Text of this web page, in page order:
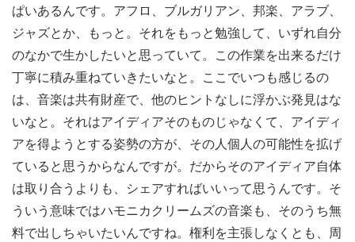
ぱいあるんです。アフロ、ブルガリアン、邦楽、アラブ、
ジャズとか、もっと。それをもっと勉強して、いずれ自分
のなかで生かしたいと思っていて。この作業を出来るだけ
丁寧に積み重ねていきたいなと。ここでいつも感じるの
は、音楽は共有財産で、他のヒントなしに浮かぶ発見はな
いなと。それはアイディアそのものじゃなくて、アイディ
アを得ようとする姿勢の方が、その人個人の可能性を拡げ
ていると思うからなんですが。だからそのアイディア自体
は取り合うよりも、シェアすればいいって思うんです。そ
ういう意味ではハモニカクリームズの音楽も、そのうち無
料で出しちゃいたいんですね。権利を主張しなくとも、周